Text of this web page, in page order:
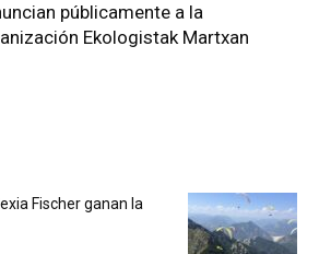
públicamente a la
Ekologistak Martxan
Fischer ganan la